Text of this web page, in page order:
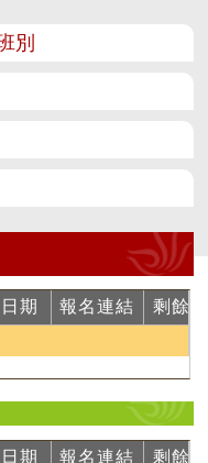
別
期 報名連結 剩餘
期 報名連結 剩餘